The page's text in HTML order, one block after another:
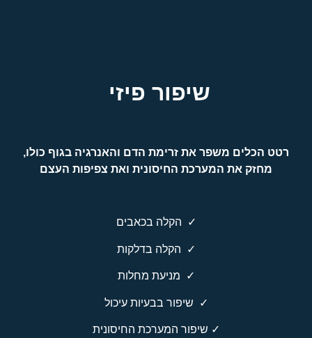
שיפור פיזי
רטט הכלים משפר את זרימת הדם והאנרגיה בגוף כולו,
מחזק את המערכת החיסונית ואת צפיפות העצם
✓ הקלה בכאבים
✓ הקלה בדלקות
✓ מניעת מחלות
✓ שיפור בבעיות עיכול
✓ שיפור המערכת החיסונית